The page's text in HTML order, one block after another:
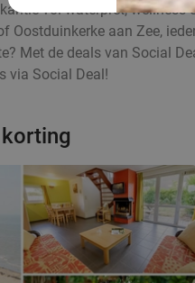
vol waterpret,
Oostduinkerke aan Zee,
Met de deals van Social
via Social Deal!